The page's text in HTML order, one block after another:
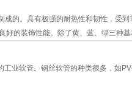
于各种类型的机械输油、水连接装配
成的。具有极强的耐热性和韧性，受
好的装饰性能。除了黄、蓝、绿三种
业软管。钢丝软管的种类很多，如